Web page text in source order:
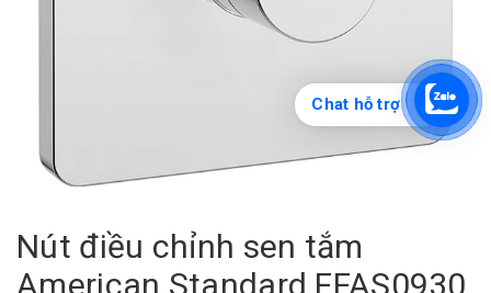
Nút điều chỉnh sen tắm
American Standard FFAS0930
Chat hỗ trợ